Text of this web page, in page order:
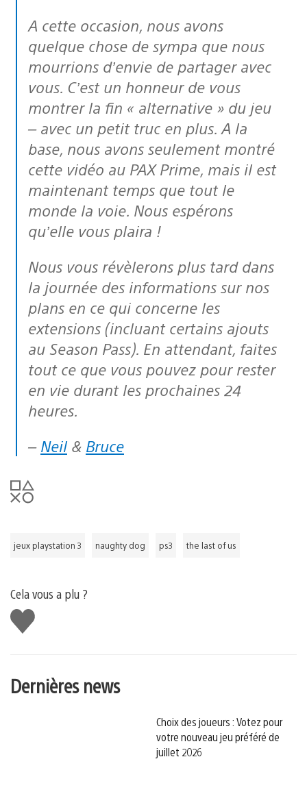
A cette occasion, nous avons
quelque chose de sympa que nous
mourrions d’envie de partager avec
vous. C’est un honneur de vous
montrer la fin « alternative » du jeu
– avec un petit truc en plus. A la
base, nous avons seulement montré
cette vidéo au PAX Prime, mais il est
maintenant temps que tout le
monde la voie. Nous espérons
qu’elle vous plaira !
Nous vous révèlerons plus tard dans
la journée des informations sur nos
plans en ce qui concerne les
extensions (incluant certains ajouts
au Season Pass). En attendant, faites
tout ce que vous pouvez pour rester
en vie durant les prochaines 24
heures.
– Neil & Bruce
jeux playstation 3 naughty dog ps3 the last of us
Cela vous a plu ?
J'aime
Dernières news
Choix des joueurs : Votez pour
votre nouveau jeu préféré de
juillet 2026